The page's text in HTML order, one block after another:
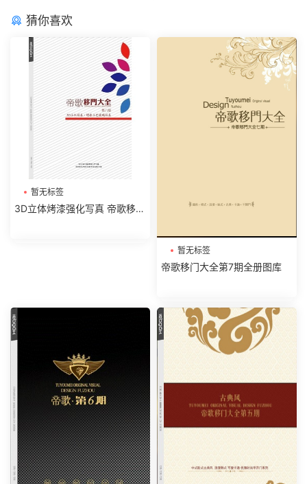
猜你喜欢
暂无标签
3D立体烤漆强化写真 帝歌移门
暂无标签
帝歌移门大全第7期全册图库